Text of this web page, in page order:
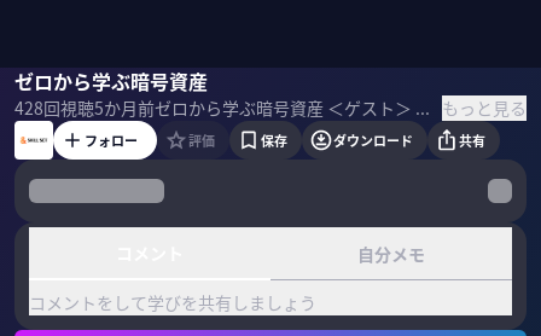
ゼロから学ぶ暗号資産
428回視聴5か月前 ゼロから学ぶ暗号資産 ＜ゲスト＞ 田中康浩｜アセットマネジメントOne 商品本部 商品開発部 リテール・プロダクト開発チーム チーム長 2007年、興銀第一ライフ・アセットマネジメント（通称：DIAM、現アセットマネジメントOne）入社 アリアンツ・グローバル・インベスターズ・ジャパン、ティー・ロウ・プライス・ジャパンを経て、アセットマネジメントOneに再入社。伝統的なアクティブファンドや最先端のテーマ型ファンド、「たわらノーロード」シリーズなど、さまざまな個人投資家向けの商品開発を担当。 吉井一人｜アリアンツーグローバル・インベスターズ・ジャパン 投資信託営業部長 2003年、フィデリティ投信入社。ティー・ロウ・プライス・インターナショナル・リミテッド、ニューバーガー・バーマン、マニュライフ・インベストメンツ・ジャパン等、20年超にわたり外資系大手運用会社にて営業関連の職務に従事。その後、2014年に現職のアリアンツ・グローバル・インベスターズ・ジャパン株式会社に入社。グローバルに展開する優れた金融商品・戦略の検討・組成、および販売を促進。 ＜目次＞ もっと見る
田中康浩吉井一人柴田阿弥
フォロー 評価 保存 ダウンロード 共有
自分メモ
コメントをして学びを共有しましょう